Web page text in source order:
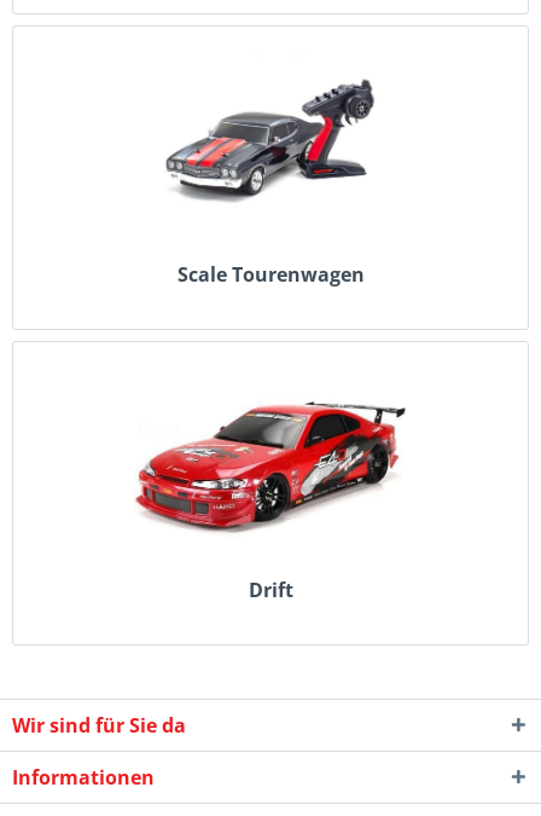
Scale Tourenwagen
Drift
Wir sind für Sie da
Informationen